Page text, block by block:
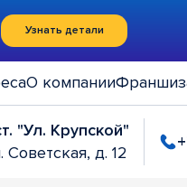
Узнать детали
О компании
"Ул. Крупской"
Советская, д. 12